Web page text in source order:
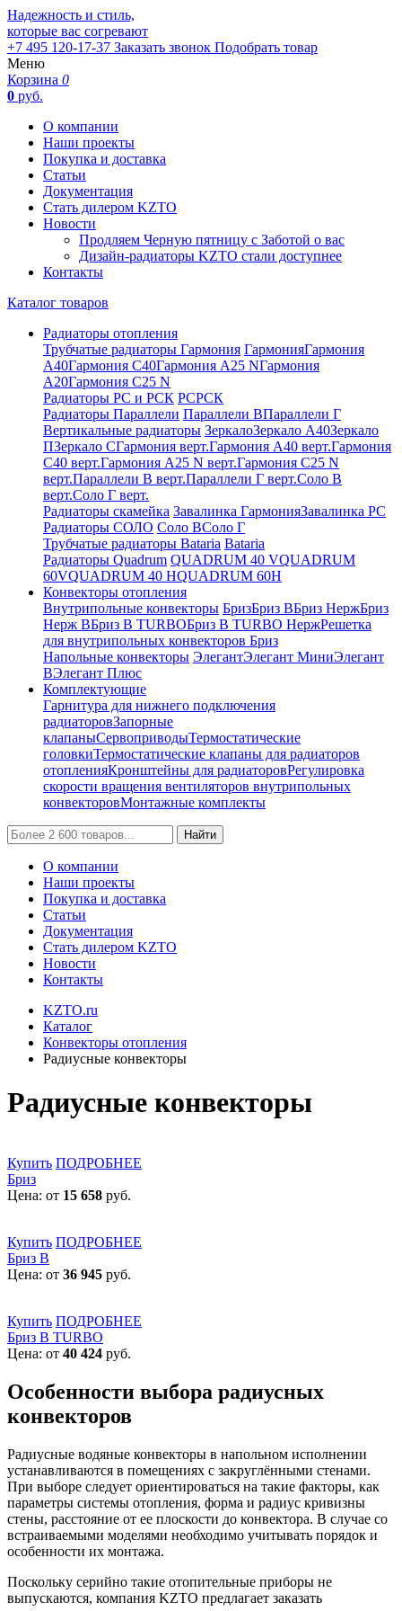
Надежность и стиль,
которые вас согревают
+7 495 120-17-37 Заказать звонок Подобрать товар
Меню
Корзина 0
0 руб.
О компании
Наши проекты
Покупка и доставка
Статьи
Документация
Стать дилером KZTO
Новости
Продляем Черную пятницу с Заботой о вас
Дизайн-радиаторы KZTO стали доступнее
Контакты
Каталог товаров
Радиаторы отопления
Трубчатые радиаторы Гармония ГармонияГармония
А40Гармония С40Гармония А25 NГармония
А20Гармония С25 N
Радиаторы РС и РСК РСРСК
Радиаторы Параллели Параллели ВПараллели Г
Вертикальные радиаторы ЗеркалоЗеркало А40Зеркало
ПЗеркало СГармония верт.Гармония А40 верт.Гармония
С40 верт.Гармония А25 N верт.Гармония С25 N
верт.Параллели В верт.Параллели Г верт.Соло В
верт.Соло Г верт.
Радиаторы скамейка Завалинка ГармонияЗавалинка РС
Радиаторы СОЛО Соло ВСоло Г
Трубчатые радиаторы Bataria Bataria
Радиаторы Quadrum QUADRUM 40 VQUADRUM
60VQUADRUM 40 HQUADRUM 60H
Конвекторы отопления
Внутрипольные конвекторы БризБриз ВБриз НержБриз
Нерж ВБриз В TURBOБриз В TURBO НержРешетка
для внутрипольных конвекторов Бриз
Напольные конвекторы ЭлегантЭлегант МиниЭлегант
ВЭлегант Плюс
Комплектующие
Гарнитура для нижнего подключения
радиаторовЗапорные
клапаныСервоприводыТермостатические
головкиТермостатические клапаны для радиаторов
отопленияКронштейны для радиаторовРегулировка
скорости вращения вентиляторов внутрипольных
конвекторовМонтажные комплекты
Найти
О компании
Наши проекты
Покупка и доставка
Статьи
Документация
Стать дилером KZTO
Новости
Контакты
KZTO.ru
Каталог
Конвекторы отопления
Радиусные конвекторы
Радиусные конвекторы
Купить ПОДРОБНЕЕ
Бриз
Цена: от 15 658 руб.
Купить ПОДРОБНЕЕ
Бриз В
Цена: от 36 945 руб.
Купить ПОДРОБНЕЕ
Бриз В TURBO
Цена: от 40 424 руб.
Особенности выбора радиусных
конвекторов
Радиусные водяные конвекторы в напольном исполнении
устанавливаются в помещениях с закруглёнными стенами.
При выборе следует ориентироваться на такие факторы, как
параметры системы отопления, форма и радиус кривизны
стены, расстояние от ее плоскости до конвектора. В случае со
встраиваемыми моделями необходимо учитывать порядок и
особенности их монтажа.
Поскольку серийно такие отопительные приборы не
выпускаются, компания KZTO предлагает заказать